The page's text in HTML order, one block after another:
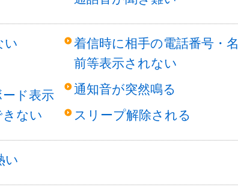
い
ド表示
ない
着信時に相手の電話番号・名
前等表示されない
通知音が突然鳴る
スリープ解除される
い